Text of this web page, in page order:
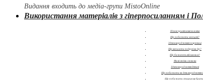
Видання входить до медіа-групи MistoOnline
Використання матеріалів з гіперпосиланням і
Ніжне привітання чоловіка
Що побажати хлопцеві?
З днем народження похресниці
Що написати подрузі на др?
Що бажають військовим?
Мамі своїми словами
З днем народження дівчині
Що побажати на день народження
Що побажати старшому